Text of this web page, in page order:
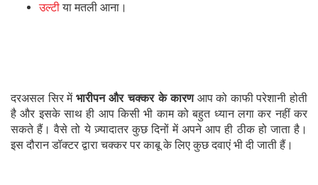
उल्टीया मतली आना।
दरअसल सिर में भारीपन और चक्कर के कारणआप को काफी परेशानी होती
है और इसके साथ ही आप किसी भी काम को बहुत ध्यान लगा कर नहीं कर
सकते हैं। वैसे तो ये ज़्यादातर कुछ दिनों में अपने आप ही ठीक हो जाता है।
इस दौरान डॉक्टर द्वारा चक्कर पर काबू के लिए कुछ दवाएं भी दी जाती हैं।